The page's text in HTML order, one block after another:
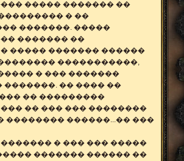
����� ������� ��
� ��
�������. �����
������� ��
����� ������� ������
�����������,
� ��� �������
�� ���� ��
�� ���������
�� ��� ��� ��������
�������� ������...�� ���
� ��� ��� �����
������� ������ ��